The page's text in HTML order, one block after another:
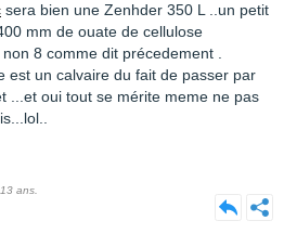
sera bien une Zenhder 350 L ..un petit
mm de ouate de cellulose
8 comme dit précedement .
est un calvaire du fait de passer par
...et oui tout se mérite meme ne pas
ans.